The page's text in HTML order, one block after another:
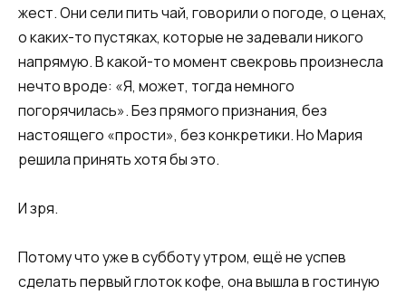
жест. Они сели пить чай, говорили о погоде, о ценах,
о каких-то пустяках, которые не задевали никого
напрямую. В какой-то момент свекровь произнесла
нечто вроде: «Я, может, тогда немного
погорячилась». Без прямого признания, без
настоящего «прости», без конкретики. Но Мария
решила принять хотя бы это.
И зря.
Потому что уже в субботу утром, ещё не успев
сделать первый глоток кофе, она вышла в гостиную